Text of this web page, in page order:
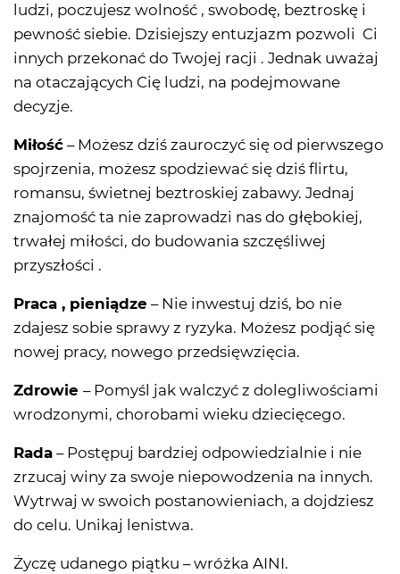
ludzi, poczujesz wolność , swobodę, beztroskę i
pewność siebie. Dzisiejszy entuzjazm pozwoli Ci
innych przekonać do Twojej racji . Jednak uważaj
na otaczających Cię ludzi, na podejmowane
decyzje.
Miłość – Możesz dziś zauroczyć się od pierwszego
spojrzenia, możesz spodziewać się dziś flirtu,
romansu, świetnej beztroskiej zabawy. Jednaj
znajomość ta nie zaprowadzi nas do głębokiej,
trwałej miłości, do budowania szczęśliwej
przyszłości .
Praca , pieniądze – Nie inwestuj dziś, bo nie
zdajesz sobie sprawy z ryzyka. Możesz podjąć się
nowej pracy, nowego przedsięwzięcia.
Zdrowie – Pomyśl jak walczyć z dolegliwościami
wrodzonymi, chorobami wieku dziecięcego.
Rada – Postępuj bardziej odpowiedzialnie i nie
zrzucaj winy za swoje niepowodzenia na innych.
Wytrwaj w swoich postanowieniach, a dojdziesz
do celu. Unikaj lenistwa.
Życzę udanego piątku – wróżka AINI.